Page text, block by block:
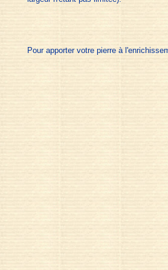
Pour apporter votre pierre à